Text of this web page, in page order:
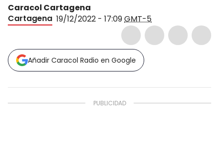
Caracol Cartagena
Cartagena 19/12/2022 - 17:09GMT-5
Añadir Caracol Radio en Google